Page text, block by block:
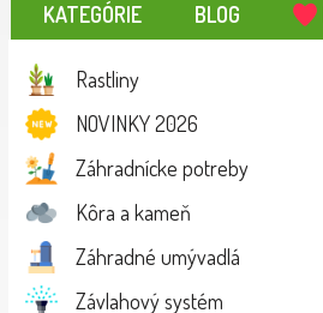
KATEGÓRIE BLOG
Rastliny
NOVINKY 2026
Záhradnícke potreby
Kôra a kameň
Záhradné umývadlá
Závlahový systém